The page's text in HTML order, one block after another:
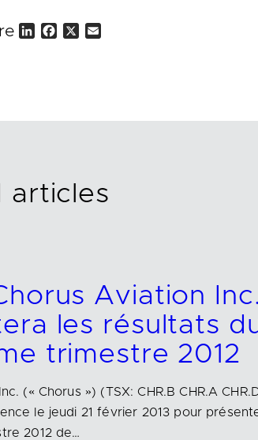
articles
Aviation Inc.
les résultats
trimestre 2012
(« Chorus ») (TSX: CHR.B CHR.A
le jeudi 21 février 2013 pour
2012 de…